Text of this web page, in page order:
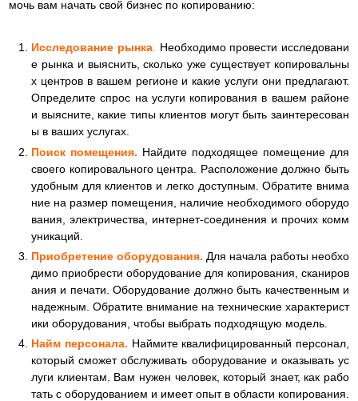
мочь вам начать свой бизнес по копированию:
Исследование рынка. Необходимо провести исследовани
е рынка и выяснить, сколько уже существует копировальны
х центров в вашем регионе и какие услуги они предлагают.
Определите спрос на услуги копирования в вашем районе
и выясните, какие типы клиентов могут быть заинтересован
ы в ваших услугах.
Поиск помещения. Найдите подходящее помещение для
своего копировального центра. Расположение должно быть
удобным для клиентов и легко доступным. Обратите внима
ние на размер помещения, наличие необходимого оборудо
вания, электричества, интернет-соединения и прочих комм
уникаций.
Приобретение оборудования. Для начала работы необхо
димо приобрести оборудование для копирования, сканиров
ания и печати. Оборудование должно быть качественным и
надежным. Обратите внимание на технические характерист
ики оборудования, чтобы выбрать подходящую модель.
Найм персонала. Наймите квалифицированный персонал,
который сможет обслуживать оборудование и оказывать ус
луги клиентам. Вам нужен человек, который знает, как рабо
тать с оборудованием и имеет опыт в области копирования.